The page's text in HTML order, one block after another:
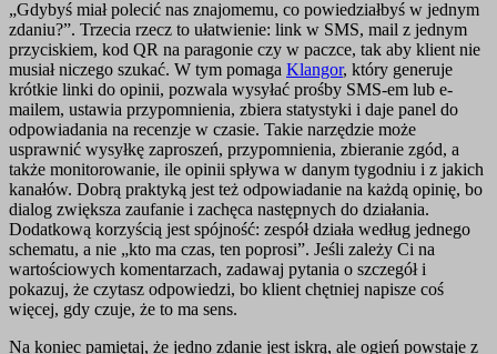
„Gdybyś miał polecić nas znajomemu, co powiedziałbyś w jednym
zdaniu?”. Trzecia rzecz to ułatwienie: link w SMS, mail z jednym
przyciskiem, kod QR na paragonie czy w paczce, tak aby klient nie
musiał niczego szukać. W tym pomaga Klangor, który generuje
krótkie linki do opinii, pozwala wysyłać prośby SMS-em lub e-
mailem, ustawia przypomnienia, zbiera statystyki i daje panel do
odpowiadania na recenzje w czasie. Takie narzędzie może
usprawnić wysyłkę zaproszeń, przypomnienia, zbieranie zgód, a
także monitorowanie, ile opinii spływa w danym tygodniu i z jakich
kanałów. Dobrą praktyką jest też odpowiadanie na każdą opinię, bo
dialog zwiększa zaufanie i zachęca następnych do działania.
Dodatkową korzyścią jest spójność: zespół działa według jednego
schematu, a nie „kto ma czas, ten poprosi”. Jeśli zależy Ci na
wartościowych komentarzach, zadawaj pytania o szczegół i
pokazuj, że czytasz odpowiedzi, bo klient chętniej napisze coś
więcej, gdy czuje, że to ma sens.
Na koniec pamiętaj, że jedno zdanie jest iskrą, ale ogień powstaje z